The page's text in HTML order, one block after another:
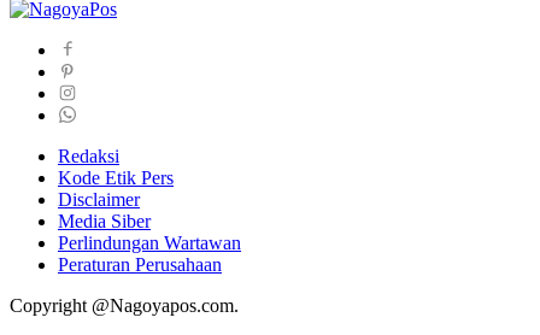
Redaksi
Kode Etik Pers
Disclaimer
Media Siber
Perlindungan Wartawan
Peraturan Perusahaan
Copyright @Nagoyapos.com.